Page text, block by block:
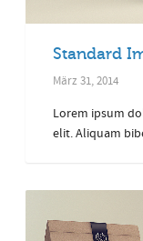
Standard
März 31, 2014
Lorem ipsum
elit. Aliquam